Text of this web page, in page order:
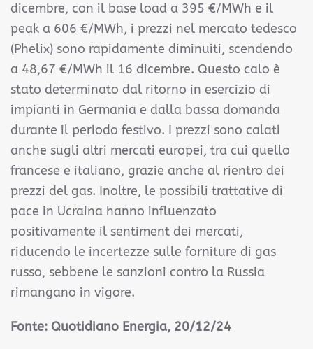
dicembre, con il base load a 395 €/MWh e il
peak a 606 €/MWh, i prezzi nel mercato tedesco
(Phelix) sono rapidamente diminuiti, scendendo
a 48,67 €/MWh il 16 dicembre. Questo calo è
stato determinato dal ritorno in esercizio di
impianti in Germania e dalla bassa domanda
durante il periodo festivo. I prezzi sono calati
anche sugli altri mercati europei, tra cui quello
francese e italiano, grazie anche al rientro dei
prezzi del gas. Inoltre, le possibili trattative di
pace in Ucraina hanno influenzato
positivamente il sentiment dei mercati,
riducendo le incertezze sulle forniture di gas
russo, sebbene le sanzioni contro la Russia
rimangano in vigore.
Fonte: Quotidiano Energia, 20/12/24